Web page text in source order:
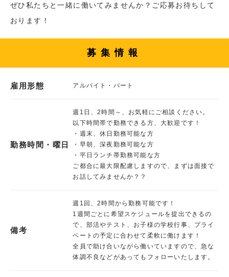
ぜひ私たちと一緒に働いてみませんか？ご応募お待ちして
おります！
募集情報
雇用形態 アルバイト・パート
勤務時間・曜日
週1日、2時間～、お気軽にご相談ください。
以下時間帯で勤務できる方、大歓迎です！
・週末、休日勤務可能な方
・早朝、深夜勤務可能な方
・平日ランチ帯勤務可能な方
ご都合に最大限配慮しますので、まずは面接で
お話してみませんか？？
備考
週1回、2時間から勤務可能です！
1週間ごとに希望スケジュールを提出できるの
で、部活やテスト、お子様の学校行事、プライ
ベートの予定に合わせて柔軟に働けます！
全員で助け合いながら働いていますので、急な
体調不良などがあってもフォローいたします。